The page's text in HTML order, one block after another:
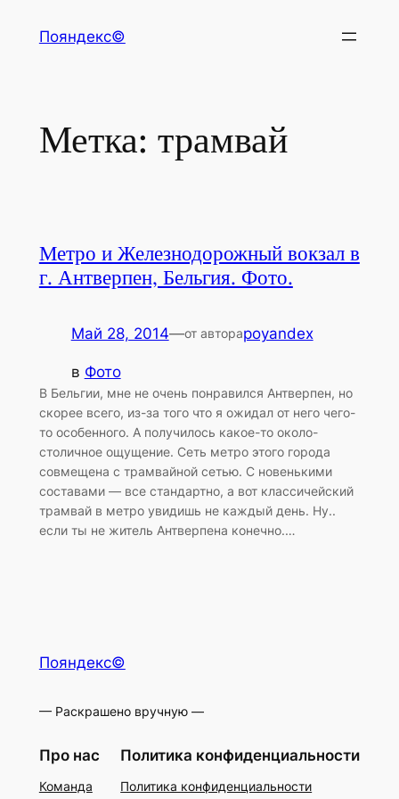
Пояндекс©
Метка: трамвай
Метро и Железнодорожный вокзал в
г. Антверпен, Бельгия. Фото.
Май 28, 2014—от автораpoyandex
в Фото
В Бельгии, мне не очень понравился Антверпен, но
скорее всего, из-за того что я ожидал от него чего-
то особенного. А получилось какое-то около-
столичное ощущение. Сеть метро этого города
совмещена с трамвайной сетью. С новенькими
составами — все стандартно, а вот классичейский
трамвай в метро увидишь не каждый день. Ну..
если ты не житель Антверпена конечно.…
Пояндекс©
— Раскрашено вручную —
Про нас
Команда
Политика конфиденциальности
Политика конфиденциальности